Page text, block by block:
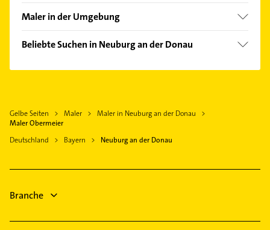
Bruck
Maler in der Umgebung
Königsmoos
Karlskron
Ingolstadt Donau
Schrobenhausen
Manching
Kösching
Beliebte Suchen in Neuburg an der Donau
Arzt
Zahnarzt
Immobilienmakler
Putzfrau
Gelbe Seiten Maler
Maler in Neuburg an der Donau
Maler Obermeier
Deutschland
Bayern Neuburg an der Donau
Branche